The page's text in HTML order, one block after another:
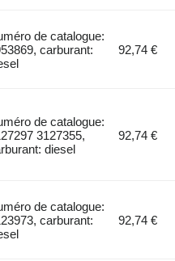
de catalogue:
carburant:
92,74 €
de catalogue:
3127355,
diesel
92,74 €
de catalogue:
carburant:
92,74 €